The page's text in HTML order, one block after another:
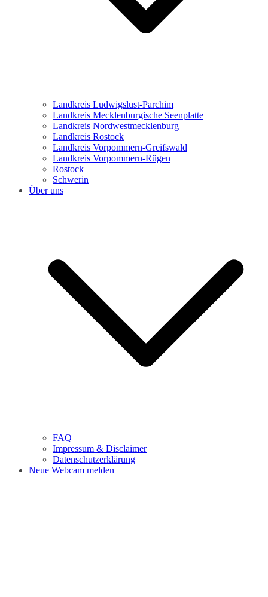
Landkreis Ludwigslust-Parchim
Landkreis Mecklenburgische Seenplatte
Landkreis Nordwestmecklenburg
Landkreis Rostock
Landkreis Vorpommern-Greifswald
Landkreis Vorpommern-Rügen
Rostock
Schwerin
Über uns
FAQ
Impressum & Disclaimer
Datenschutzerklärung
Neue Webcam melden